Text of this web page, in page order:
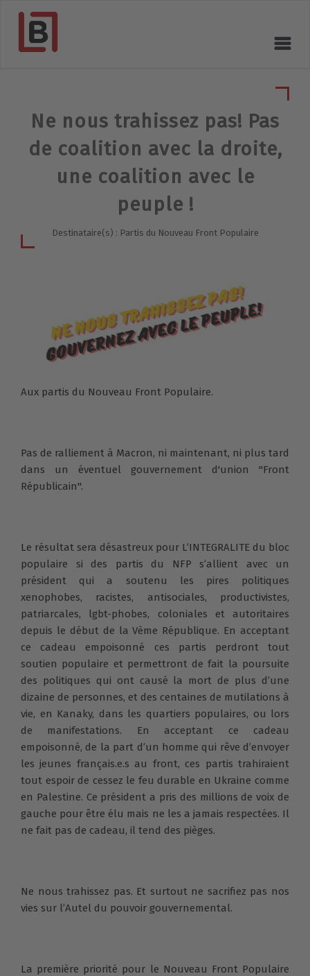
Ne nous trahissez pas! Pas
de coalition avec la droite,
une coalition avec le
peuple !
Destinataire(s) : Partis du Nouveau Front Populaire
Aux partis du Nouveau Front Populaire.
Pas de ralliement à Macron, ni maintenant, ni plus tard
dans un éventuel gouvernement d'union "Front
Républicain".
Le résultat sera désastreux pour L’INTEGRALITE du bloc
populaire si des partis du NFP s’allient avec un
président qui a soutenu les pires politiques
xenophobes, racistes, antisociales, productivistes,
patriarcales, lgbt-phobes, coloniales et autoritaires
depuis le début de la Vème République. En acceptant
ce cadeau empoisonné ces partis perdront tout
soutien populaire et permettront de fait la poursuite
des politiques qui ont causé la mort de plus d’une
dizaine de personnes, et des centaines de mutilations à
vie, en Kanaky, dans les quartiers populaires, ou lors
de manifestations. En acceptant ce cadeau
empoisonné, de la part d’un homme qui rêve d’envoyer
les jeunes français.e.s au front, ces partis trahiraient
tout espoir de cessez le feu durable en Ukraine comme
en Palestine. Ce président a pris des millions de voix de
gauche pour être élu mais ne les a jamais respectées. Il
ne fait pas de cadeau, il tend des pièges.
Ne nous trahissez pas. Et surtout ne sacrifiez pas nos
vies sur l’Autel du pouvoir gouvernemental.
La première priorité pour le Nouveau Front Populaire